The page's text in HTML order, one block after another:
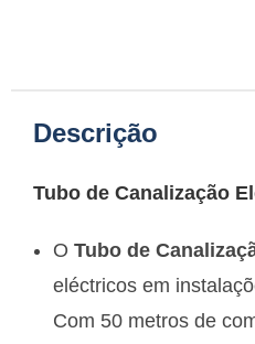
Descrição
Tubo de Canalização
O Tubo de
eléctricos em
Com 50 metros de